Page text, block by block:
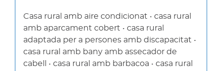
Casa rural amb aire condicionat • casa rural
amb aparcament cobert • casa rural
adaptada per a persones amb discapacitat •
casa rural amb bany amb assecador de
cabell • casa rural amb barbacoa • casa rural